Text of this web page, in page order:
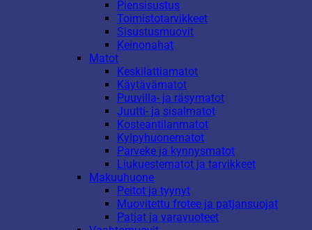
Piensisustus
Toimistotarvikkeet
Sisustusmuovit
Keinonahat
Matot
Keskilattiamatot
Käytävämatot
Puuvilla- ja räsymatot
Juutti- ja sisalmatot
Kosteantilanmatot
Kylpyhuonematot
Parveke ja kynnysmatot
Liukuestematot ja tarvikkeet
Makuuhuone
Peitot ja tyynyt
Muovitettu frotee ja patjansuojat
Patjat ja varavuoteet